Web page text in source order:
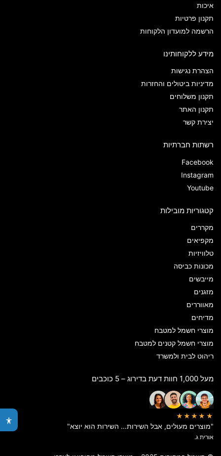
איכות
תקנון פרטיות
הרשמה למועדון הלקוחות
מידע ללקוחותינו
הצהרת נגישות
מדיניות ביטולים והחזרות
תקנון משלוחים
תקנון האתר
יצירת קשר
רשתות חברתיות
Facebook
Instagram
Youtube
קטגוריות מובילות
מקררים
מקפיאים
טלוויזיות
מכונות כביסה
מייבשים
מזגנים
מאווררים
מדיחים
מוצרי חשמל למטבח
מוצרי חשמל קטנים למטבח
ריהוט לבית ולמשרד
מעל 1,000 חוות דעת בדירוג – 5 כוכבים
★★★★★
"מוצרים מעולים, אבל השירות… השירות הוא יוצא"
אורית ג.